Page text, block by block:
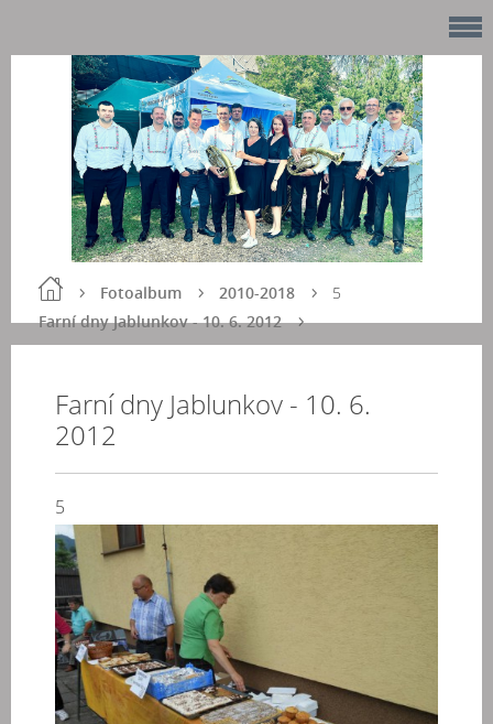
Fotoalbum
2010-2018
Farní dny Jablunkov - 10. 6. 2012
5
Farní dny Jablunkov - 10. 6.
2012
5